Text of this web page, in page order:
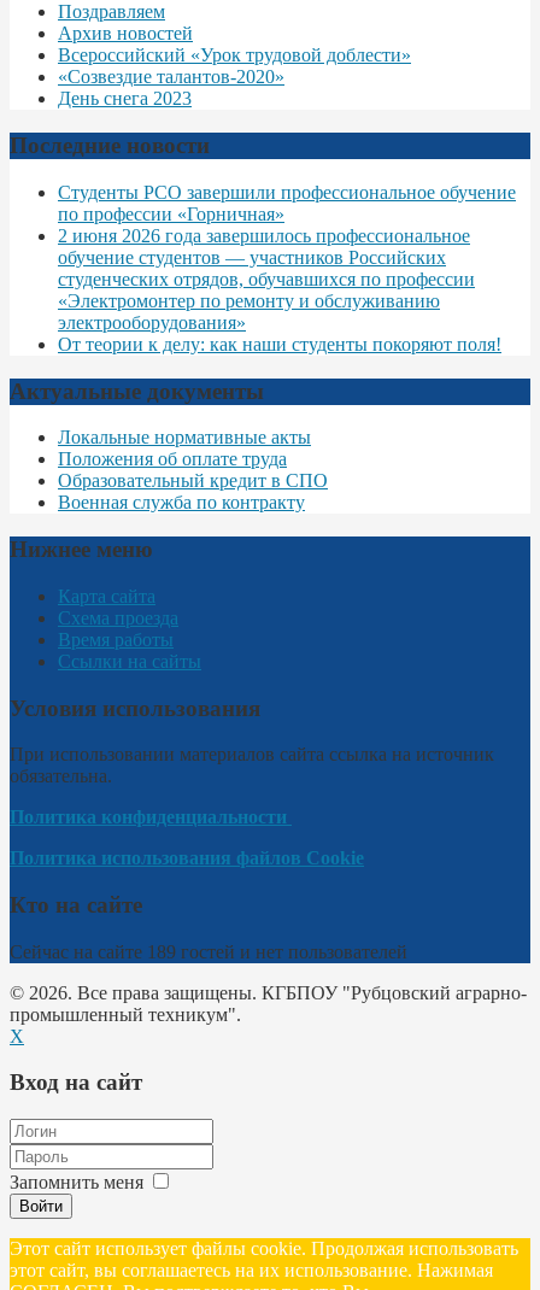
Поздравляем
Архив новостей
Всероссийский «Урок трудовой доблести»
«Созвездие талантов-2020»
День снега 2023
Последние новости
Студенты РСО завершили профессиональное обучение
по профессии «Горничная»
2 июня 2026 года завершилось профессиональное
обучение студентов — участников Российских
студенческих отрядов, обучавшихся по профессии
«Электромонтер по ремонту и обслуживанию
электрооборудования»
От теории к делу: как наши студенты покоряют поля!
Актуальные документы
Локальные нормативные акты
Положения об оплате труда
Образовательный кредит в СПО
Военная служба по контракту
Нижнее меню
Карта сайта
Схема проезда
Время работы
Ссылки на сайты
Условия использования
При использовании материалов сайта ссылка на источник
обязательна.
Политика конфиденциальности
Политика использования файлов Cookie
Кто на сайте
Сейчас на сайте 189 гостей и нет пользователей
© 2026. Все права защищены. КГБПОУ "Рубцовский аграрно-
промышленный техникум".
X
Вход на сайт
Запомнить меня
Войти
Этот сайт использует файлы cookie. Продолжая использовать
этот сайт, вы соглашаетесь на их использование. Нажимая